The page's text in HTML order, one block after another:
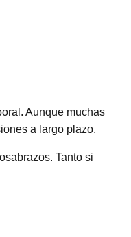
Aunque muchas
a largo plazo.
Tanto si